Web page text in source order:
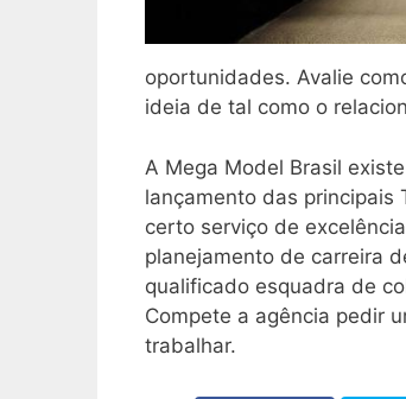
oportunidades. Avalie
ideia de tal como o
A Mega Model Brasil
lançamento das principais
certo serviço de
planejamento de carreira
qualificado esquadra de
Compete a agência pedir
trabalhar.